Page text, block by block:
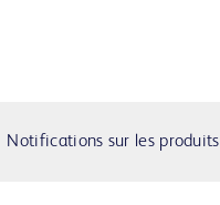
Notifications sur les produits